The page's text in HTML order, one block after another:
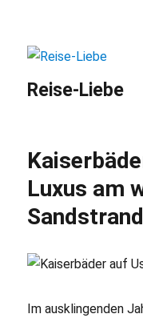
Reise-Liebe
Luxus am
Sandstrand
Im ausklingenden